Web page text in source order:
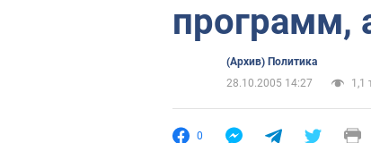
программ,
(Архив) Политика
28.10.2005 14:27
1,1
0